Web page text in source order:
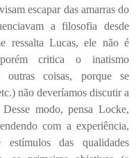
escapar das amarras do
a filosofia desde
ressalta Lucas, ele não é
porém critica o inatismo
outras coisas, porque se
não deveríamos discutir a
modo, pensa Locke,
com a experiência,
das qualidades